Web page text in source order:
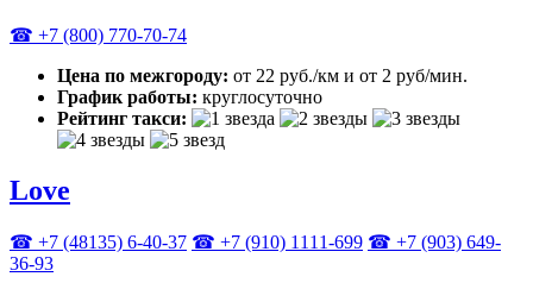
☎ +7 (800) 770-70-74
Цена по межгороду: от 22 руб./км и от 2 руб/мин.
График работы: круглосуточно
Рейтинг такси:
Love
☎ +7 (48135) 6-40-37 ☎ +7 (910) 1111-699 ☎ +7 (903) 649-
36-93